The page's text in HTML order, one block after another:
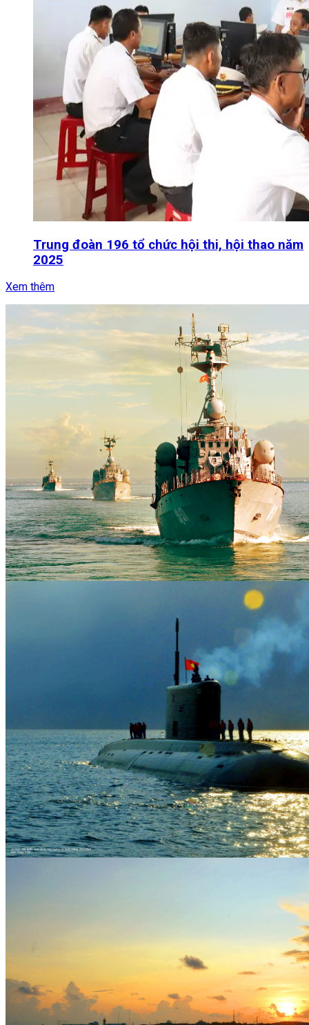
Trung đoàn 196 tổ chức hội thi, hội thao năm
2025
Xem thêm